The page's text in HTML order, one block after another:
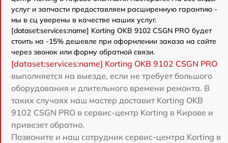
услуг и запчасти предоставляем расширенную гарантию -
мы в сц уверены в качестве наших услуг.
[dataset:services:name] Korting OKB 9102 CSGN PRO будет
стоить на -15% дешевле при оформлении заказа на сайте
через звонок или форму обратной связи.
[dataset:services:name] Korting OKB 9102 CSGN PRO
выполняется на выезде, если не требует большого
оборудования и длительного времени ремонта. В
таких случаях наш мастер доставит Korting OKB
9102 CSGN PRO в сервис-центр Korting в Кирове и
привезет обратно.
Позвоните и наш сотрудник сервис-центра Korting в